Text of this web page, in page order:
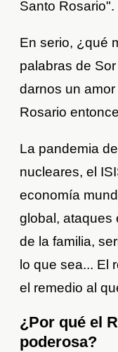
Santo Rosario".
En serio, ¿qué
palabras de
darnos un
Rosario
La pandemia
nucleares, el
economía
global, ataques
de la familia,
lo que sea... El
el remedio al
¿Por qué el
poderosa?